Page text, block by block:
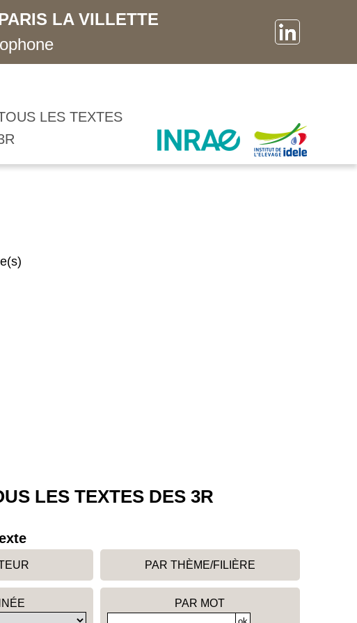
LA VILLETTE
LES TEXTES
LES TEXTES DES 3R
PAR THÈME/FILIÈRE
PAR MOT